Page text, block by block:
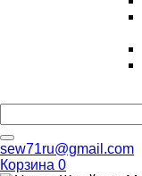
sew71ru@gmail.com
Корзина 0